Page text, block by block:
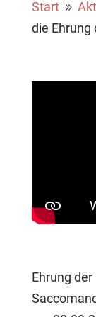
Start 9
die Ehrung
Ehrung